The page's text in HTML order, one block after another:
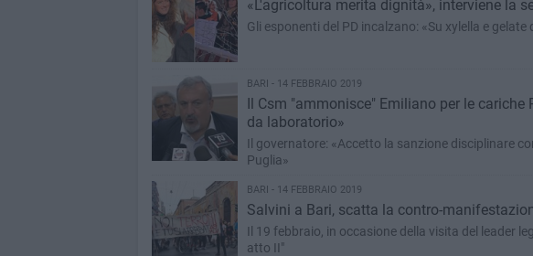
«L'agricoltura merita dignità», interviene la
Gli esponenti del PD incalzano: «Su xylella e
BARI - 14 FEBBRAIO 2019
Il Csm "ammonisce" Emiliano per le
da laboratorio»
Il governatore: «Accetto la sanzione disciplinare
Puglia»
BARI - 14 FEBBRAIO 2019
Salvini a Bari, scatta la contro-
Il 19 febbraio, in occasione della visita del leader
atto II"